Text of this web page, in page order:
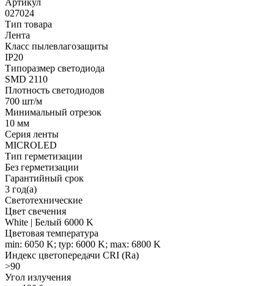
027024
Тип товара
Лента
Класс пылевлагозащиты
IP20
Типоразмер светодиода
SMD 2110
Плотность светодиодов
700 шт/м
Минимальный отрезок
10 мм
Серия ленты
MICROLED
Тип герметизации
Без герметизации
Гарантийный срок
3 год(а)
Светотехнические
Цвет свечения
White | Белый 6000 K
Цветовая температура
min: 6050 K; typ: 6000 K; max: 6800 K
Индекс цветопередачи CRI (Ra)
>90
Угол излучения